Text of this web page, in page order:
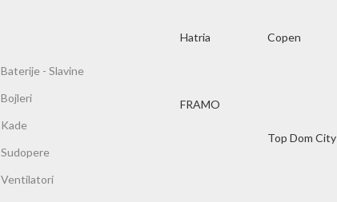
Baterije - Slavine
Bojleri
Kade
Sudopere
Ventilatori
Hatria Copen
FRAMO
Top Dom City